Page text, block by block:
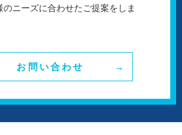
のニーズに合わせたご提案をしま
お問い合わせ